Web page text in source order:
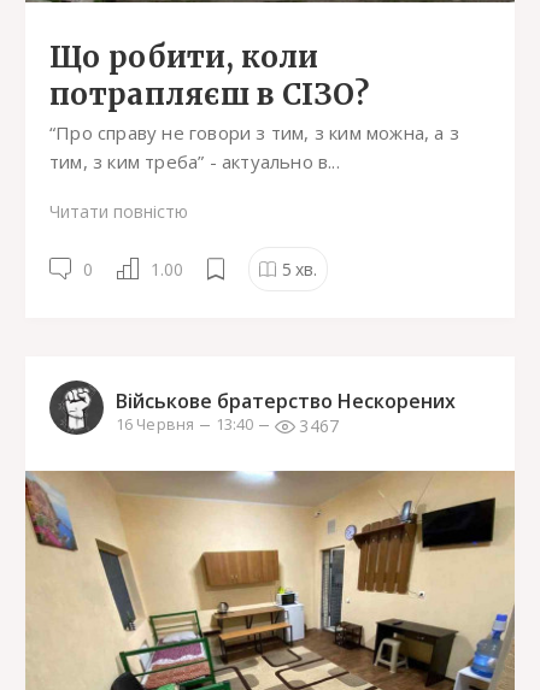
Що робити, коли
потрапляєш в СІЗО?
“Про справу не говори з тим, з ким можна, а з
тим, з ким треба” - актуально в...
Читати повністю
0 1.00 5 хв.
Військове братерство Нескорених
16 Червня 13:40 3467